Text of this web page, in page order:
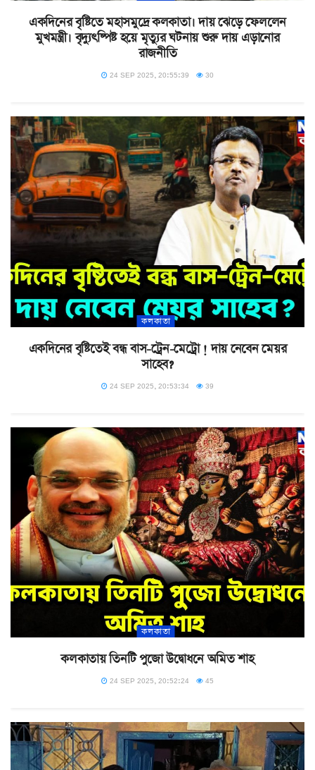
একদিনের বৃষ্টিতে মহাসমুদ্রে কলকাতা। দায় ঝেড়ে ফেললেন
মুখমন্ত্রী। বৃদ্যুৎষ্পিষ্ট হয়ে মৃত্যুর ঘটনায় শুরু দায় এড়ানোর
রাজনীতি
24 SEP 2025, 20:55:39 30
কলকাতা
একদিনের বৃষ্টিতেই বন্ধ বাস-ট্রেন-মেট্রো ! দায় নেবেন মেয়র
সাহেব?
24 SEP 2025, 20:53:34 39
কলকাতা
কলকাতায় তিনটি পুজো উদ্বোধনে অমিত শাহ
24 SEP 2025, 20:52:24 45